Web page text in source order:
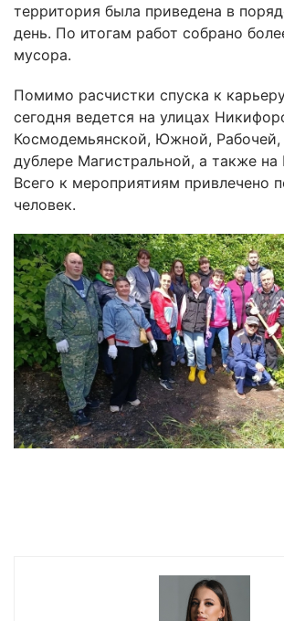
территория была приведена в
день. По итогам работ собрано
мусора.
Помимо расчистки спуска к
сегодня ведется на улицах
Космодемьянской, Южной,
дублере Магистральной, а также
Всего к мероприятиям привлечено
человек.